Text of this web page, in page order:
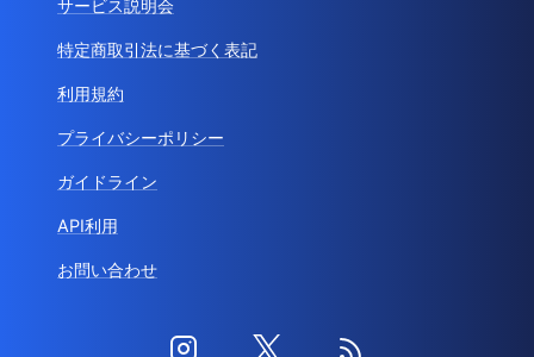
サービス説明会
特定商取引法に基づく表記
利用規約
プライバシーポリシー
ガイドライン
API利用
お問い合わせ